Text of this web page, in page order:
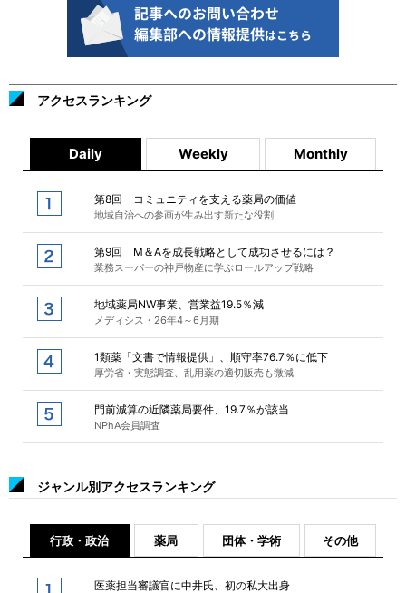
アクセスランキング
Daily Weekly Monthly
第8回 コミュニティを支える薬局の価値
地域自治への参画が生み出す新たな役割
第9回 M＆Aを成長戦略として成功させるには？
業務スーパーの神戸物産に学ぶロールアップ戦略
地域薬局NW事業、営業益19.5％減
メディシス・26年4～6月期
1類薬「文書で情報提供」、順守率76.7％に低下
厚労省・実態調査、乱用薬の適切販売も微減
門前減算の近隣薬局要件、19.7％が該当
NPhA会員調査
ジャンル別アクセスランキング
行政・政治 薬局 団体・学術 その他
医薬担当審議官に中井氏、初の私大出身